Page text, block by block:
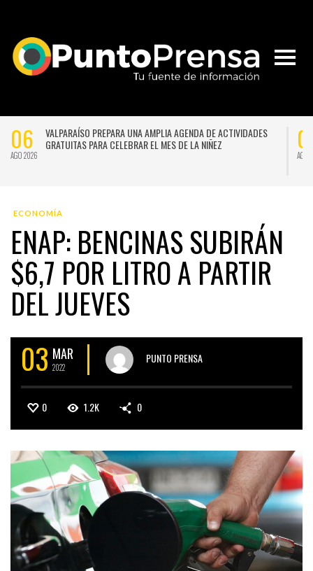
06
AGO 2026
VALPARAÍSO PREPARA UNA AMPLIA AGENDA DE ACTIVIDADES
GRATUITAS PARA CELEBRAR EL MES DE LA NIÑEZ
AGO
ECONOMÍA
ENAP: BENCINAS SUBIRÁN
$6,7 POR LITRO A PARTIR
DEL JUEVES
03 MAR
2022
PUNTO PRENSA
0 1.2K 0